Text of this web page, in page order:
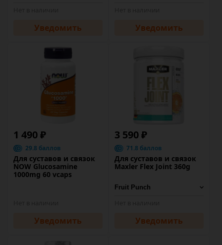
Уведомить Уведомить
1 490 ₽
29.8 баллов
Для суставов и связок
NOW Glucosamine
1000mg 60 vcaps
Уведомить
3 590 ₽
71.8 баллов
Для суставов и связок
Maxler Flex Joint 360g
Уведомить